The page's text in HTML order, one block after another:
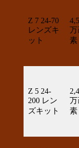
Z 7 24-70
レンズキ
ット
万
素
Z 5 24-
200 レン
ズキット
万
素